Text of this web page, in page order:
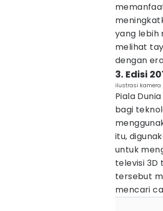
yang lebih
melihat
dengan
3. Edisi
ilustrasi kamera
Piala
bagi
itu,
untuk
televisi 3D
tersebut
mencari